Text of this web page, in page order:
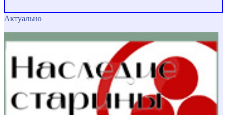
Актуально